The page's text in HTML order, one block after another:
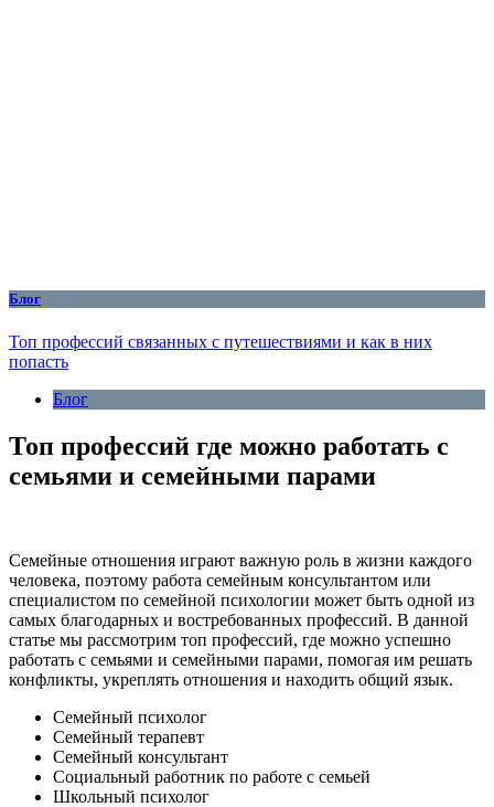
Блог
Топ профессий связанных с путешествиями и как в них
попасть
Блог
Топ профессий где можно работать с
семьями и семейными парами
Семейные отношения играют важную роль в жизни каждого
человека, поэтому работа семейным консультантом или
специалистом по семейной психологии может быть одной из
самых благодарных и востребованных профессий. В данной
статье мы рассмотрим топ профессий, где можно успешно
работать с семьями и семейными парами, помогая им решать
конфликты, укреплять отношения и находить общий язык.
Семейный психолог
Семейный терапевт
Семейный консультант
Социальный работник по работе с семьей
Школьный психолог